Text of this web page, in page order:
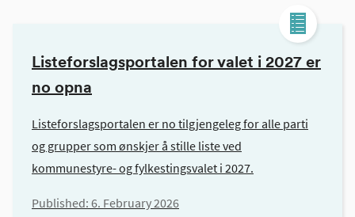
Listeforslagsportalen for valet i 2027 er
no opna
Listeforslagsportalen er no tilgjengeleg for alle parti
og grupper som ønskjer å stille liste ved
kommunestyre- og fylkestingsvalet i 2027.
Published: 6. February 2026